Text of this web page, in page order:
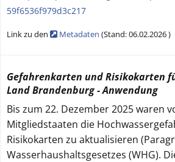
59f6536f979d3c217
Link zu den Metadaten (Stand:06.02.2026)
Gefahrenkarten und Risikokarten
Land Brandenburg - Anwendung
Bis zum 22. Dezember 2025 waren
Mitgliedstaaten die
Risikokarten zu aktualisieren
Wasserhaushaltsgesetzes (WHG).